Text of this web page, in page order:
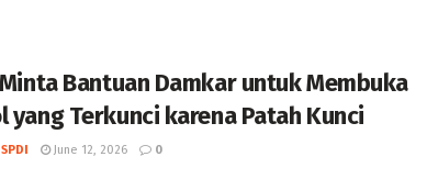
Bantuan Damkar untuk Membuka
yang Terkunci karena Patah Kunci
June 12, 2026 0